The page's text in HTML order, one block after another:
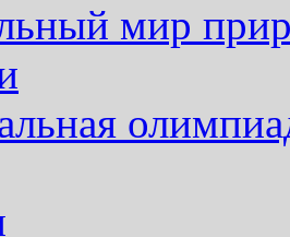
мир